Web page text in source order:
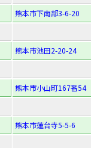
熊本市下南部3-6-20
熊本市池田2-20-24
熊本市小山町167番54
熊本市蓮台寺5-5-6